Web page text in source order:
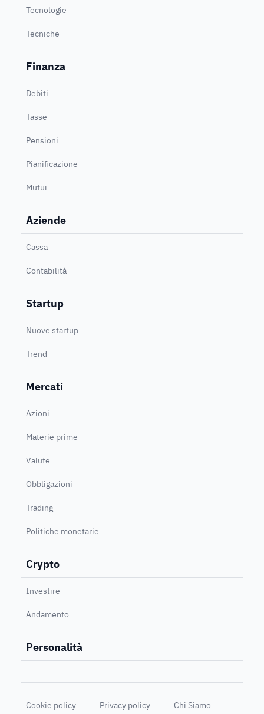
Tecnologie
Tecniche
Finanza
Debiti
Tasse
Pensioni
Pianificazione
Mutui
Aziende
Cassa
Contabilità
Startup
Nuove startup
Trend
Mercati
Azioni
Materie prime
Valute
Obbligazioni
Trading
Politiche monetarie
Crypto
Investire
Andamento
Personalità
Cookie policy Privacy policy Chi Siamo